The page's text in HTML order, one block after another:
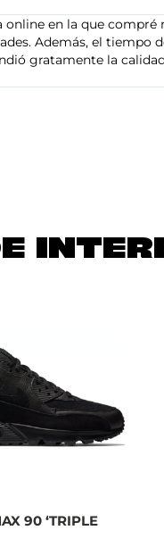
en la que
Además, el tiempo
gratamente la
90 ‘TRIPLE